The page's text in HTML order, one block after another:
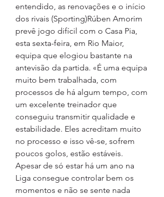
entendido, as renovações e o início
dos rivais (Sporting)Rúben Amorim
prevê jogo difícil com o Casa Pia,
esta sexta-feira, em Rio Maior,
equipa que elogiou bastante na
antevisão da partida. «É uma equipa
muito bem trabalhada, com
processos de há algum tempo, com
um excelente treinador que
conseguiu transmitir qualidade e
estabilidade. Eles acreditam muito
no processo e isso vê-se, sofrem
poucos golos, estão estáveis.
Apesar de só estar há um ano na
Liga consegue controlar bem os
momentos e não se sente nada